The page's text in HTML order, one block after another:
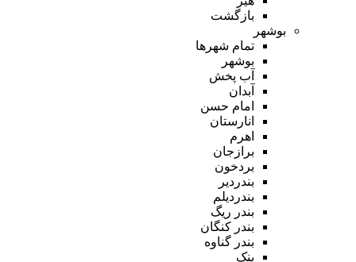
بازگشت
بوشهر
تمام شهر‌ها
بوشهر
آب پخش
آبدان
امام حسن
انارستان
اهرم
برازجان
بردخون
بندردیر
بندردیلم
بندر ریگ
بندر کنگان
بندر گناوه
بنک